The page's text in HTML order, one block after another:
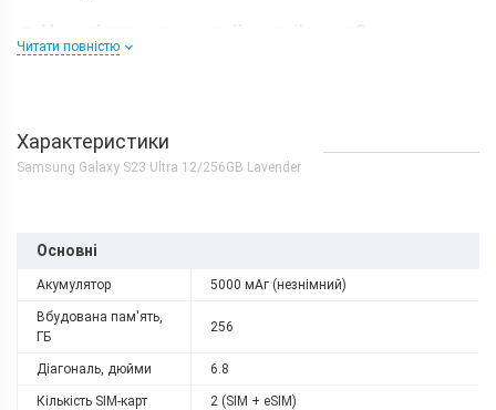
Ultra?
Читати повністю
Характеристики
Samsung Galaxy S23 Ultra 12/256GB Lavender
Основні
Акумулятор 5000 мАг (незнімний)
Вбудована пам'ять,
ГБ
256
Діагональ, дюйми 6.8
Кількість SIM-карт 2 (SIM + eSIM)